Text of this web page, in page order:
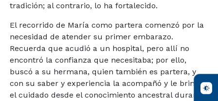
tradición; al contrario, lo ha fortalecido.
El recorrido de María como partera comenzó por la
necesidad de atender su primer embarazo.
Recuerda que acudió a un hospital, pero allí no
encontró la confianza que necesitaba; por ello,
buscó a su hermana, quien también es partera, y
con su saber y experiencia la acompañó y le brindó
el cuidado desde el conocimiento ancestral durante